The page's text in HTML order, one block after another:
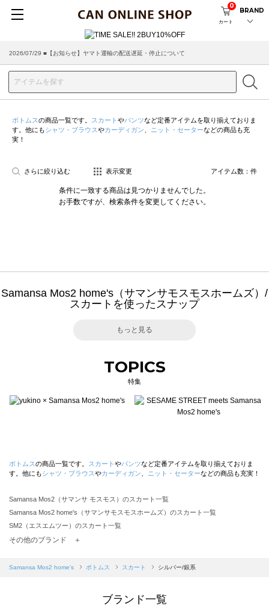
カート
0
BRAND
2026/07/29 ■【お知らせ】ヤマト運輸の配送遅延・停止について
ボトムスの商品一覧です。 スカート やパンツなど定番アイテムを取り揃えておりま
す。他にもシャツ・ブラウスやカーディガン ニット・セーターなどの商品も充
実！
さらに絞り込む 表示変更 アイテム数： 件
条件に一致する商品は見つかりませんでした。
お手数ですが、検索条件を変更してください。
Samansa Mos2 home's（サマンサモスモスホームズ）/
スカートを使ったスナップ
もっと見る
TOPICS
特集
ボトムスの商品一覧です。 スカート やパンツなど定番アイテムを取り揃えておりま
す。他にもシャツ・ブラウスやカーディガン ニット・セーターなどの商品も充実！
Samansa Mos2（サマンサ モスモス）のスカート一覧
Samansa Mos2 home's（サマンサモスモスホームズ）のスカート一覧
SM2（エスエムツー）のスカート一覧
TSUHARU by Samansa Mos2（ツハルバイサマンサモスモス）のスカート一覧
Samansa Mos2 blue（サマンサモスモス ブルー）のスカート一覧
sō4ū（ソウフォーユー）のスカート一覧
その他のブランド ＋
Samansa Mos2 home's ボトムス スカート シルバー/銀系
ブランド一覧